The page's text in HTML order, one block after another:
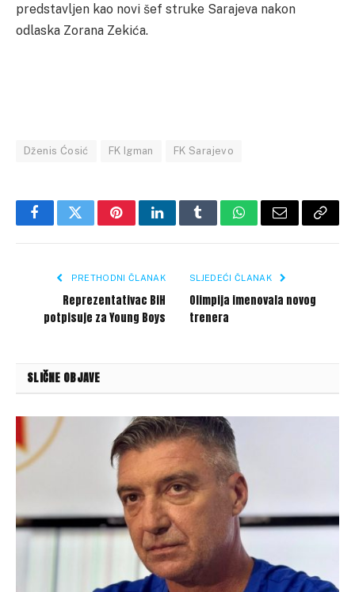
predstavljen kao novi šef struke Sarajeva nakon
odlaska Zorana Zekića.
Dženis Ćosić FK Igman FK Sarajevo
FacebookTwitterPinterestLinkedInTumblrWhatsApp
Email Copy
PRETHODNI ČLANAK
Reprezentativac BiH
potpisuje za Young Boys
SLJEDEĆI ČLANAK
Olimpija imenovala novog
trenera
SLIČNE OBJAVE